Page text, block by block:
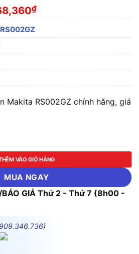
₫
RS002GZ
Makita RS002GZ chính hãng, giá
RS002GZ (Chưa kèm Pin & Sạc)
VÀO GIỎ HÀNG
MUA NGAY
BÁO GIÁ Thứ 2 - Thứ 7 (8h00 -
)